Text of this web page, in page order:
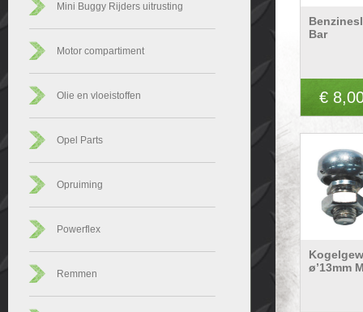
Mini Buggy Rijders uitrusting
Motor compartiment
Olie en vloeistoffen
Opel Parts
Opruiming
Powerflex
Remmen
Bar
€
ø’13mm